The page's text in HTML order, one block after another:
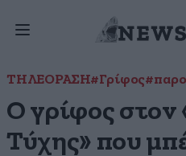
ΤΗΛΕΟΡΑΣΗ#Γρίφος
Ο γρίφος στον
Τύχης» που